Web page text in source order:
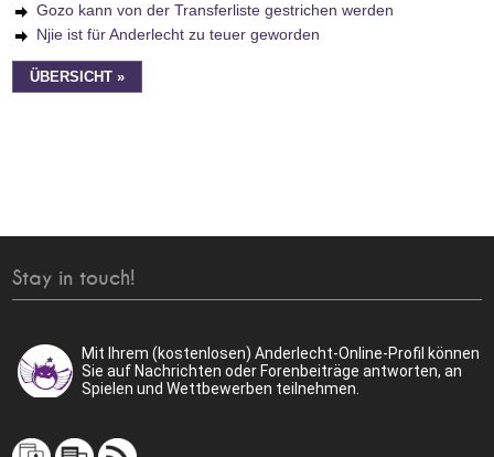
Gozo kann von der Transferliste gestrichen werden
Njie ist für Anderlecht zu teuer geworden
ÜBERSICHT »
Stay in touch!
Mit Ihrem (kostenlosen) Anderlecht-Online-Profil können
Sie auf Nachrichten oder Forenbeiträge antworten, an
Spielen und Wettbewerben teilnehmen.